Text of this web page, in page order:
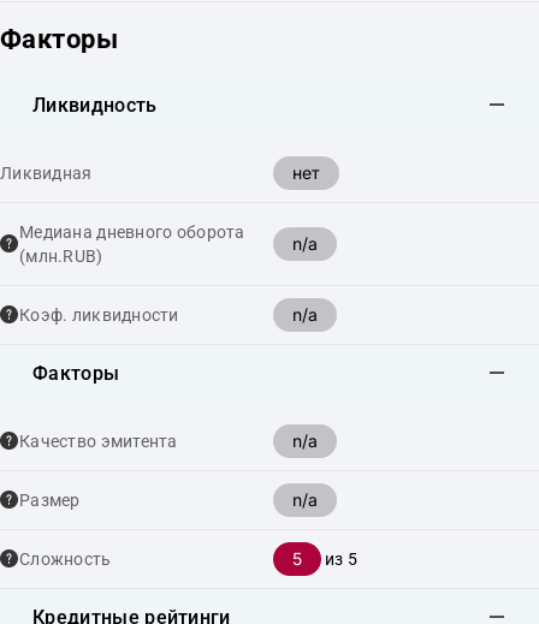
Факторы
Ликвидность
Ликвидная нет
Медиана дневного оборота
(млн.RUB)
n/a
Коэф. ликвидности n/a
Факторы
Качество эмитента n/a
Размер n/a
Сложность 5 из 5
Кредитные рейтинги